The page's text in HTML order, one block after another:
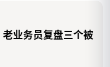
业务员复盘三个被